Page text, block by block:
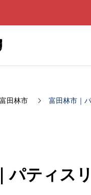
富田林市 富田林市｜
パティス